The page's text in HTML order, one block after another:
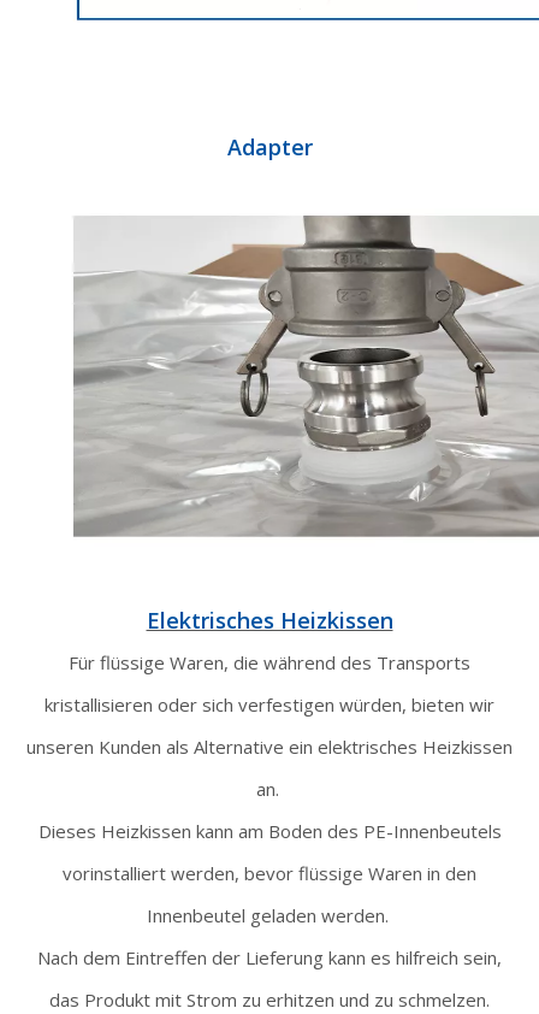
Adapter
Elektrisches Heizkissen
Für flüssige Waren, die während des Transports
kristallisieren oder sich verfestigen würden, bieten wir
unseren Kunden als Alternative ein elektrisches Heizkissen
an.
Dieses Heizkissen kann am Boden des PE-Innenbeutels
vorinstalliert werden, bevor flüssige Waren in den
Innenbeutel geladen werden.
Nach dem Eintreffen der Lieferung kann es hilfreich sein,
das Produkt mit Strom zu erhitzen und zu schmelzen.